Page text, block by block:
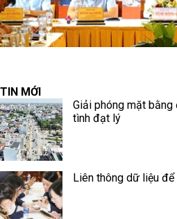
TIN MỚI
Giải phóng mặt bằng
tình đạt lý
Liên thông dữ liệu để